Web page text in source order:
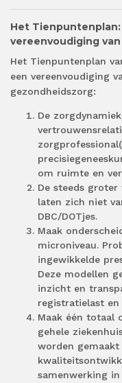
Het
vereenvoudiging
Het Tienpuntenplan
een vereenvoudiging
gezondheidszorg:
De
om ruimte en
De steeds
laten zich niet
DBC/DOTjes.
Maak
microniveau.
ingewikkelde
Deze modellen
inzicht en
registratielast
Maak één totaal
gehele
worden gemaakt
samenwerking